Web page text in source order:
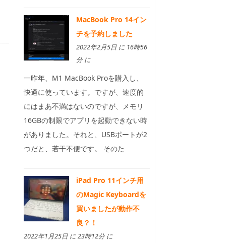
MacBook Pro 14イン
チを予約しました
2022年2月5日 に 16時56
分 に
一昨年、M1 MacBook Proを購入し、
快適に使っています。ですが、速度的
にはまあ不満はないのですが、メモリ
16GBの制限でアプリを起動できない時
がありました。それと、USBポートが2
つだと、若干不便です。 そのた
iPad Pro 11インチ用
のMagic Keyboardを
買いましたが動作不
良？！
2022年1月25日 に 23時12分 に